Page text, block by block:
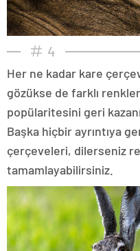
4
Her ne kadar kare
gözükse de farklı
popülaritesini geri
Başka hiçbir ayrıntıya
çerçeveleri, dilerseniz
tamamlayabilirsiniz.